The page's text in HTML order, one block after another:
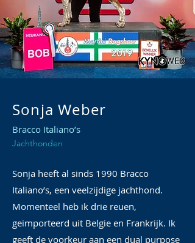
Sonja Weber
Bracco Italiano’s
Jachthonden
Sonja heeft al sinds 1990 Bracco
Italiano’s, een veelzijdige jachthond.
Momenteel heb ik drie reuen,
geimporteerd uit Belgie en Frankrijk. Ik
geeft de voorkeur aan een dual purpose